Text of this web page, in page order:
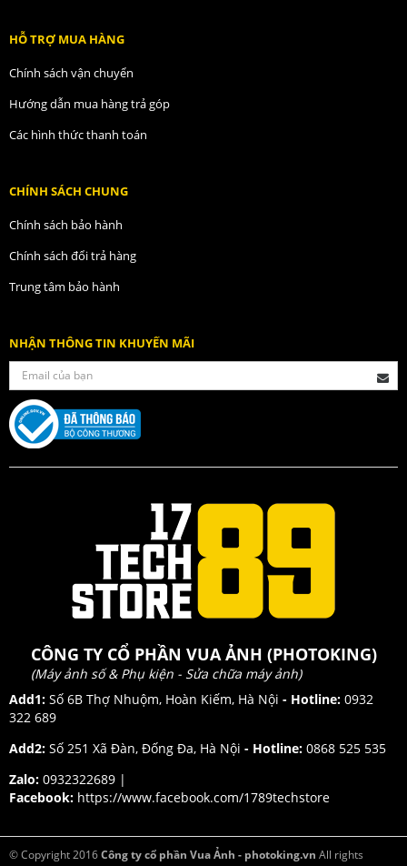
HỖ TRỢ MUA HÀNG
Chính sách vận chuyển
Hướng dẫn mua hàng trả góp
Các hình thức thanh toán
CHÍNH SÁCH CHUNG
Chính sách bảo hành
Chính sách đổi trả hàng
Trung tâm bảo hành
NHẬN THÔNG TIN KHUYẾN MÃI
CÔNG TY CỔ PHẦN VUA ẢNH (PHOTOKING)
(Máy ảnh số & Phụ kiện - Sửa chữa máy ảnh)
Add1: Số 6B Thợ Nhuộm, Hoàn Kiếm, Hà Nội - Hotline: 0932
322 689
Add2: Số 251 Xã Đàn, Đống Đa, Hà Nội - Hotline: 0868 525 535
Zalo: 0932322689 |
Facebook: https://www.facebook.com/1789techstore
© Copyright 2016Công ty cổ phần Vua Ảnh - photoking.vn All rights